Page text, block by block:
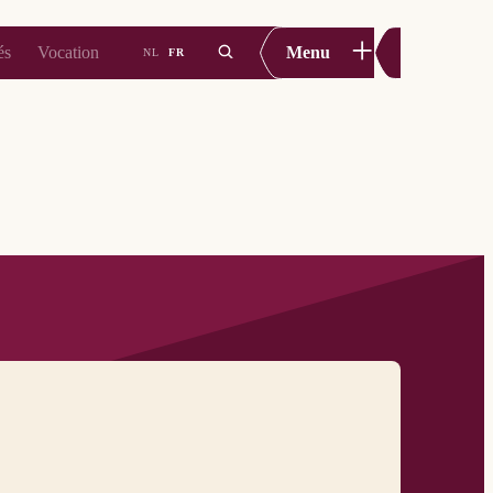
Vocation NL FR Menu +